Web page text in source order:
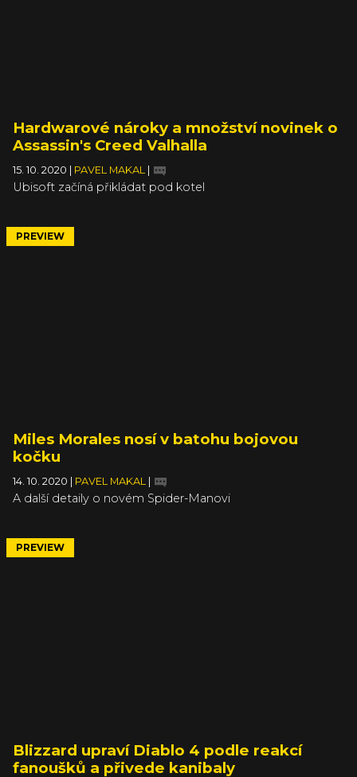
Hardwarové nároky a množství novinek o
Assassin's Creed Valhalla
15. 10. 2020 PAVEL MAKAL
Ubisoft začíná přikládat pod kotel
PREVIEW
Miles Morales nosí v batohu bojovou
kočku
14. 10. 2020 PAVEL MAKAL
A další detaily o novém Spider-Manovi
PREVIEW
Blizzard upraví Diablo 4 podle reakcí
fanoušků a přivede kanibaly